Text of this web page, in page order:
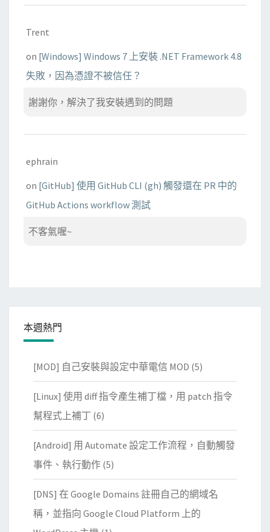
Trent
on [Windows] Windows 7 上安裝 .NET Framework 4.8
失敗，因為憑證不被信任？
謝謝你，解決了我安裝遇到的問題
ephrain
on [GitHub] 使用 GitHub CLI (gh) 觸發還在 PR 中的
GitHub Actions workflow 測試
不客氣喔~
本週熱門
[MOD] 自己安裝與設定中華電信 MOD (5)
[Linux] 使用 diff 指令產生補丁檔，用 patch 指令
幫程式上補丁 (6)
[Android] 用 Automate 設定工作流程，自動觸發
事件、執行動作 (5)
[DNS] 在 Google Domains 註冊自己的網域名
稱，並指向 Google Cloud Platform 上的